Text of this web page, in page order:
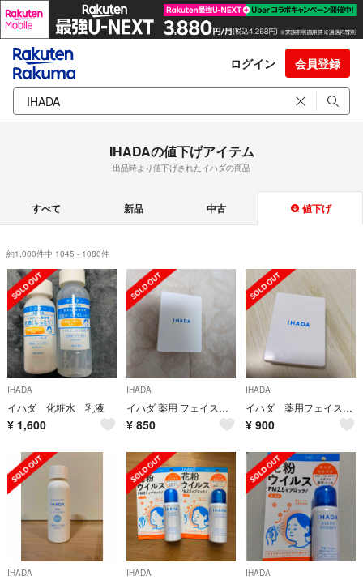
ログイン 会員登録
IHADAの値下げアイテム
出品時より値下げされたイハダの商品
すべて 新品 中古 値下げ
約1,000件中 1045 - 1080件
IHADA
イハダ 化粧水 乳液
¥ 1,600
IHADA
イハダ 薬用 フェイスプロテクトパウダー 9g
¥ 850
IHADA
イハダ 薬用フェイスプロテクトパウダー
¥ 900
IHADA IHADA IHADA